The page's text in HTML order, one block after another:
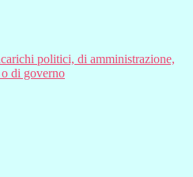
politici, di amministrazione,
di governo